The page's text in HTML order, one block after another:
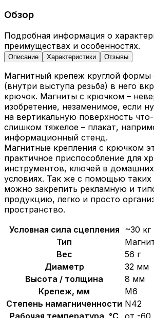
Обзор
Подробная информация о
преимуществах и особенностях.
Описание Характеристики Отзывы
Магнитный крепеж круглой формы
(внутри выступа резьба) в него
крючок. Магниты с крючком –
изобретение, незаменимое, если
на вертикальную поверхность
слишком тяжелое – плакат,
информационный стенд.
Магнитные крепления с крючком
практичное приспособление для
инструментов, ключей в
условиях. Так же с помощью таких
можно закрепить рекламную и
продукцию, легко и просто
пространство.
Условная сила сцепления ~30 кг
Тип
Вес
56 г
Диаметр
32 мм
Высота / толщина
8 мм
Крепеж, мм
М6
Степень намагниченности N42
Рабочая температура, °C
от -60